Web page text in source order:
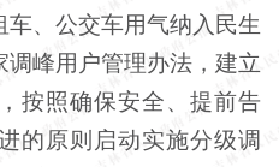
、公交车用气纳入民生
峰用户管理办法，建立
按照确保安全、提前告
的原则启动实施分级调